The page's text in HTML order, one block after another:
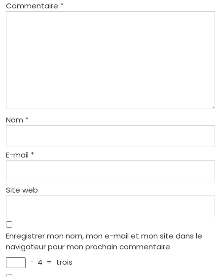
Commentaire *
Nom *
E-mail *
Site web
Enregistrer mon nom, mon e-mail et mon site dans le
navigateur pour mon prochain commentaire.
− 4 = trois